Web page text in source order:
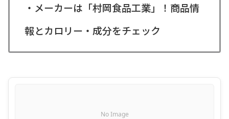
・メーカーは「村岡食品工業」！商品情
報とカロリー・成分をチェック
No Image